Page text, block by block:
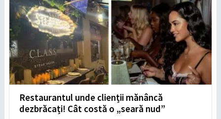
Restaurantul unde clienții mănâncă
dezbrăcați! Cât costă o „seară nud”